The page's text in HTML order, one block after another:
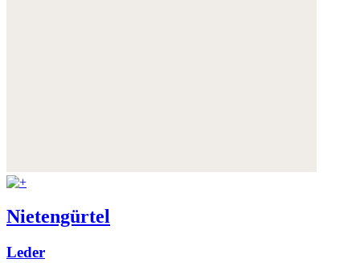
Nietengürtel
Leder